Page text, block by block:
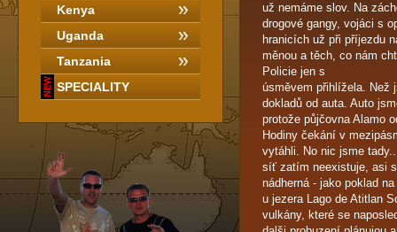
už nemáme slov. Na
drogové gangy, vojáci s
hranicích už při příjezdu
měnou a těch, co nám
Policie jen s
úsměvem přihlížela. Než
dokladů od auta. Auto
protože půjčovna Alamo
Hodiny čekání v
vytáhli. No nic jsme
síť zatím neexistuje, asi
nádherná - jako poklad
u jezera Lago de Atitlan
vulkány, které se
Kenya
Uganda
Tanzania
SPECIALITY